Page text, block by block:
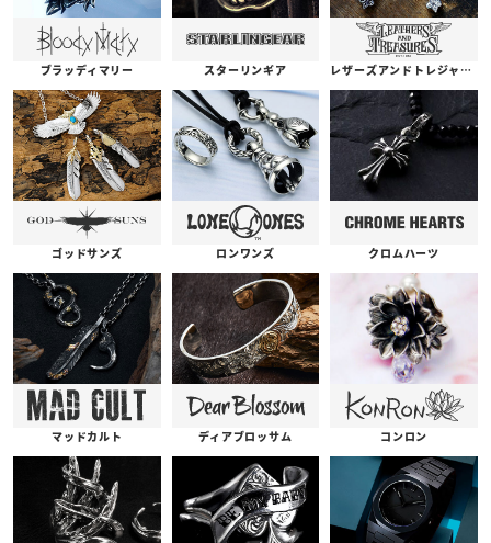
ブラッディマリー スターリンギア レザーズアンドトレジャーズ
ゴッドサンズ ロンワンズ クロムハーツ
マッドカルト ディアブロッサム コンロン